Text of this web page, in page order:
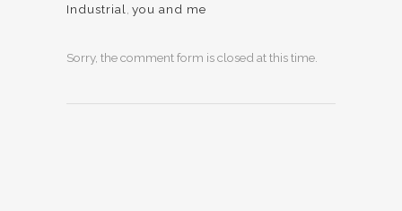
Industrial you and me
Sorry, the comment form is closed at this time.